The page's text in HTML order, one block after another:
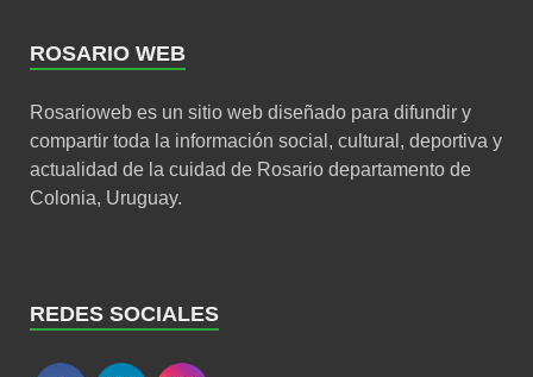
ROSARIO WEB
Rosarioweb es un sitio web diseñado para difundir y
compartir toda la información social, cultural, deportiva y
actualidad de la cuidad de Rosario departamento de
Colonia, Uruguay.
REDES SOCIALES